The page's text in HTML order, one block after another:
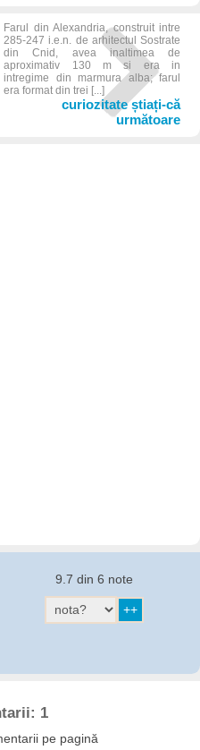
Farul din Alexandria, construit intre
285-247 i.e.n. de arhitectul Sostrate
din Cnid, avea inaltimea de
aproximativ 130 m si era in
intregime din marmura alba; farul
era format din trei [...]
curiozitate știați-că
următoare
9.7 din 6 note
1
pe pagină